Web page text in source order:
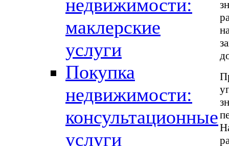
недвижимости:
маклерские
услуги
Покупка
недвижимости:
консультационные
услуги